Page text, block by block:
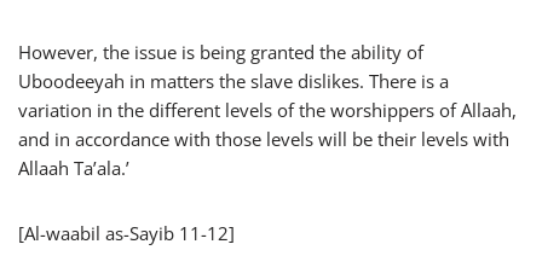
However, the issue is being granted the ability of
Uboodeeyah in matters the slave dislikes. There is a
variation in the different levels of the worshippers of Allaah,
and in accordance with those levels will be their levels with
Allaah Ta’ala.’
[Al-waabil as-Sayib 11-12]